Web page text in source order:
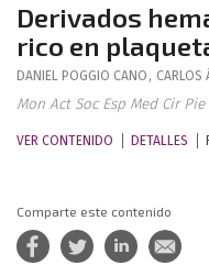
Derivados
rico en
DANIEL POGGIO CANO , CARLOS
Mon Act Soc Esp Med Cir
VER CONTENIDO DETALLES
Comparte este contenido